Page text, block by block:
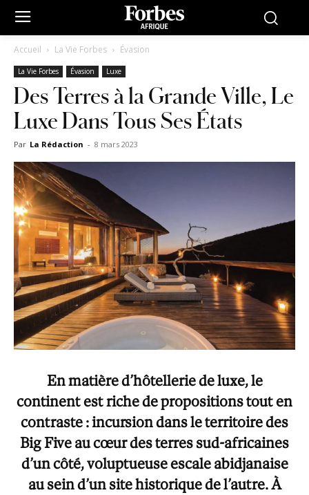
Accueil La Vie Forbes Évasion
La Vie Forbes Évasion Luxe
Des Terres à la Grande Ville, Le
Luxe Dans Tous Ses États
Par La Rédaction - 8 mars 2023
En matière d’hôtellerie de luxe, le
continent est riche de propositions tout en
contraste : incursion dans le territoire des
Big Five au cœur des terres sud-africaines
d’un côté, voluptueuse escale abidjanaise
au sein d’un site historique de l’autre. À